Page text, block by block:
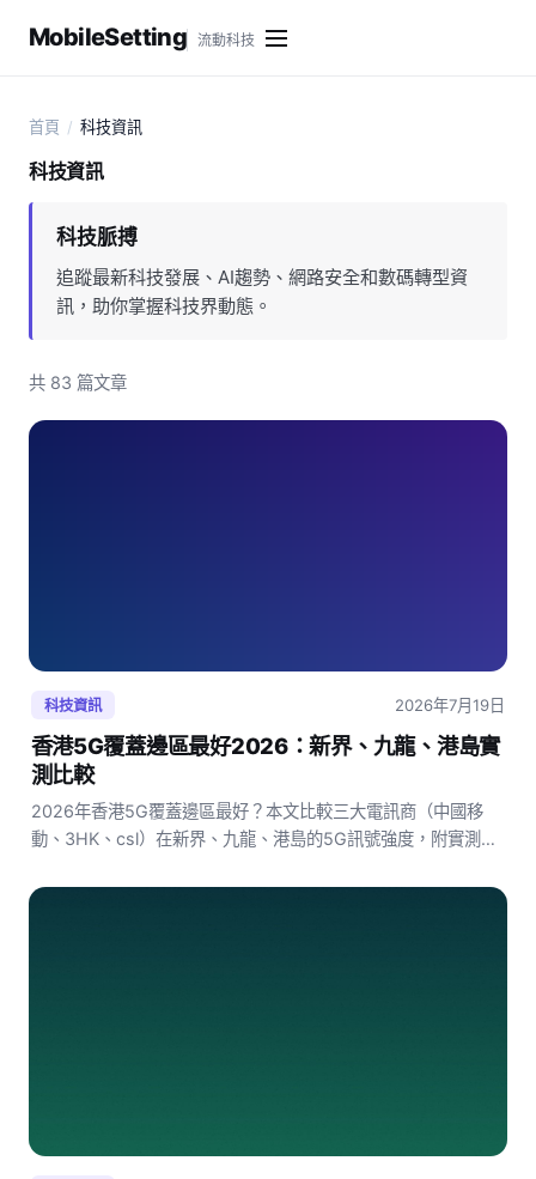
MobileSetting 流動科技
首頁 / 科技資訊
科技資訊
科技脈搏
追蹤最新科技發展、AI趨勢、網路安全和數碼轉型資
訊，助你掌握科技界動態。
共 83 篇文章
科技資訊 2026年7月19日
香港5G覆蓋邊區最好2026：新界、九龍、港島實
測比較
2026年香港5G覆蓋邊區最好？本文比較三大電訊商（中國移
動、3HK、csl）在新界、九龍、港島的5G訊號強度，附實測數
5G最穩最快。